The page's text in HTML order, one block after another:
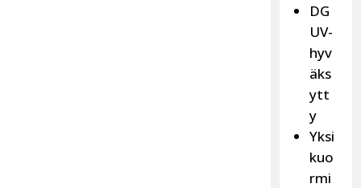
DG
UV-
hyv
äks
ytt
y
Yksi
kuo
rmi